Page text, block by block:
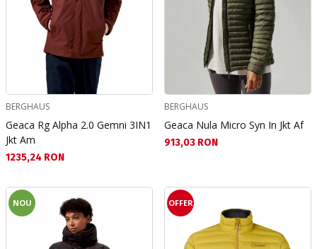
BERGHAUS
Geaca Rg Alpha 2.0 Gemni 3IN1
Jkt Am
Текуща цена:
1235,24 RON
BERGHAUS
Geaca Nula Micro Syn In Jkt Af
Текуща цена:
913,03 RON
NOU OFFER